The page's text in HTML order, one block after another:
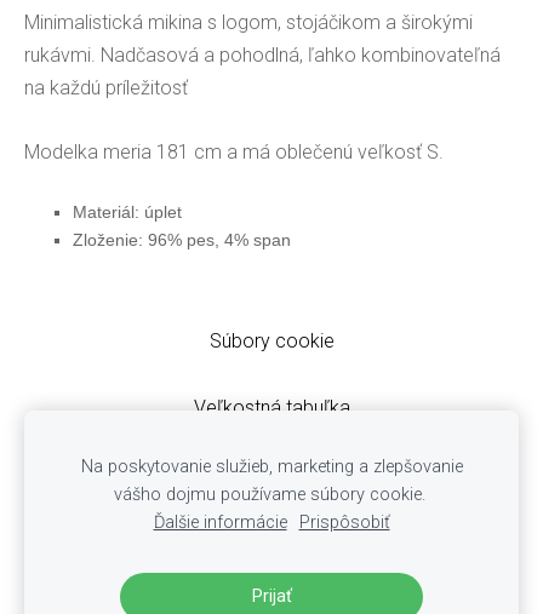
Minimalistická mikina s logom, stojáčikom a širokými
rukávmi. Nadčasová a pohodlná, ľahko kombinovateľná
na každú príležitosť
Modelka meria 181 cm a má oblečenú veľkosť S.
Materiál: úplet
Zloženie: 96% pes, 4% span
Súbory cookie
Veľkostná tabuľka
Ochrana osobných údajov
Cookies
Reklamácie
Doručovanie zásielok
Na poskytovanie služieb, marketing a zlepšovanie
vášho dojmu používame súbory cookie.
Ďalšie informácie
Prispôsobiť
Prijať